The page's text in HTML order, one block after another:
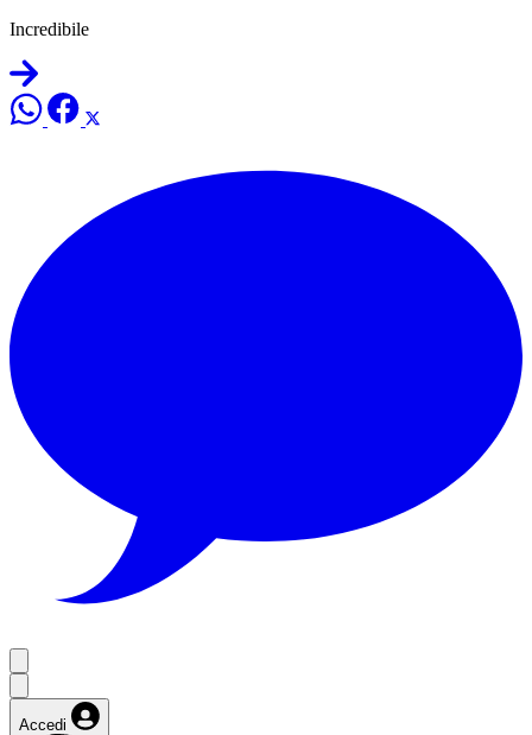
Incredibile
Accedi